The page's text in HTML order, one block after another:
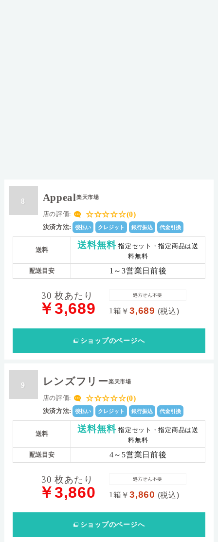
8 Appeal楽天市場
店の評価: ☆☆☆☆☆(0)
決済方法: 後払い クレジット 銀行振込 代金引換
送料 送料無料 指定セット・指定商品は送
料無料
配送目安 1～3営業日前後
30 枚あたり
￥3,689 1箱 ￥3,689 (税込)
処方せん不要
ショップのページへ
9 レンズフリー楽天市場
店の評価: ☆☆☆☆☆(0)
決済方法: 後払い クレジット 銀行振込 代金引換
送料 送料無料 指定セット・指定商品は送
料無料
配送目安 4～5営業日前後
30 枚あたり
￥3,860 1箱 ￥3,860 (税込)
処方せん不要
ショップのページへ